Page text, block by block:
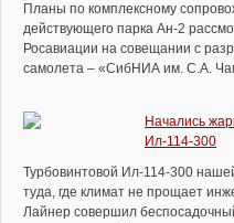
Планы по комплексному
действующего парка Ан-2
Росавиации на совещании с
самолета – «СибНИА им. С.А.
Начались
Ил-114-300
Турбовинтовой Ил-114-300
туда, где климат не прощает
Лайнер совершил